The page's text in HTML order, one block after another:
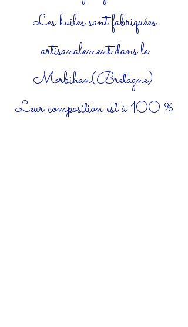
Les huiles sont fabriquées
artisanalement dans le
Morbihan(Bretagne).
Leur composition est à 100 %